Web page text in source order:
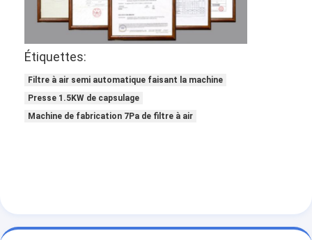
Nous contacter
Nouvelles
Parlez Maintenant.
Machine de rivetage automatique
Étiquettes:
Filtre à air semi automatique faisant la machine
Presse 1.5KW de capsulage
Machine de fabrication 7Pa de filtre à air